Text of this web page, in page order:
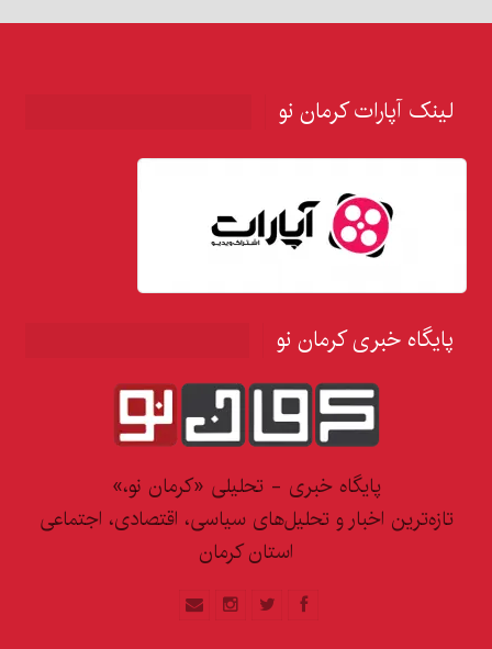
لینک آپارات کرمان نو
پایگاه خبری کرمان نو
پایگاه خبری - تحلیلی «کرمان نو،»
تازه‌ترین اخبار و تحلیل‌های سیاسی، اقتصادی، اجتماعی
استان کرمان